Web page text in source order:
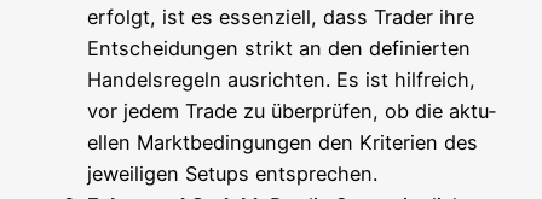
erfolgt, ist es essen­zi­ell, dass Trader ihre
Ent­schei­dun­gen strikt an den defi­nier­ten
Han­dels­re­geln aus­rich­ten. Es ist hilf­reich,
vor jedem Trade zu über­prü­fen, ob die aktu­
el­len Markt­be­din­gun­gen den Kri­te­ri­en des
jewei­li­gen Set­ups entsprechen.